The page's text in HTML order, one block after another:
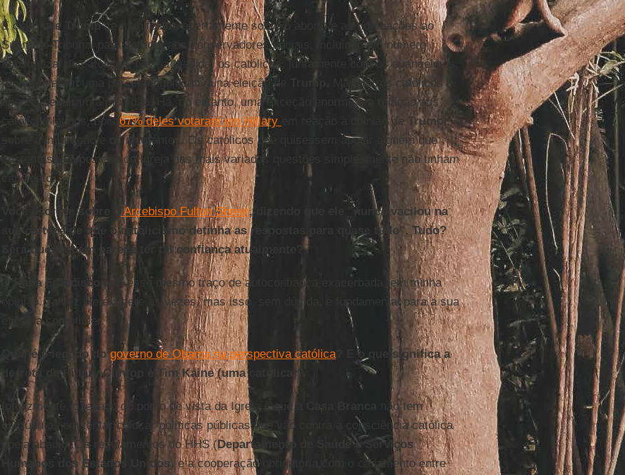
É claro que Trumpse manifestou abertamente sobre o aborto e as nomeações ao
Supremo Tribunal para agradar aos conservadores sociais, incluindo um número
substancial de católicos. Nessa medida, os católicos, juntamente com os evangélicos,
representaram uma parcela significativa na eleição de
. Mas outros católicos
apenas seguiram a multidão. Há, no entanto, uma exceção enorme em relação aos
católicos latinos, pois 67% deles votaram em Hillary em reação à opinião deTrump
sobre a imigração e os imigrantes. Os católicos que quisessem apoiar alguém que
sustentasse a posição da Igreja nas mais variadas questões simplesmente não tinham
candidato.
Você escreve sobre o Arcebispo Fulton Sheen, dizendo que ele "nunca vacilou na
sua certeza de que o catolicismo detinha as respostas para quase tudo". Tudo?
Será que alguém parece ter tal confiança atualmente?
O Papa Francisco
tem esse mesmo traço de autoconfiança exacerbada, em minha
opinião. Talvez ele exagere às vezes, mas isso, sem dúvida, é fundamental para a sua
eficácia como líder.
Qual é o legado dogoverno de Obama na perspectiva católica? E o que significa a
derrota de Hillary Clinton e Tim Kaine (uma católica)?
Infelizmente, o legado do ponto de vista da Igreja é que a Casa Branca
não tem
escrúpulos em tentar colocar políticas públicas que vão contra a consciência católica
goela abaixo. Os regulamentos do HHS (Departamento de Saúde e Serviços
Humanos dos Estados Unidos) e a cooperação obrigatória com o casamento entre